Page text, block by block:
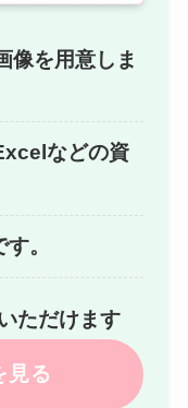
像を用意しま
などの資
。
ただけます
見る